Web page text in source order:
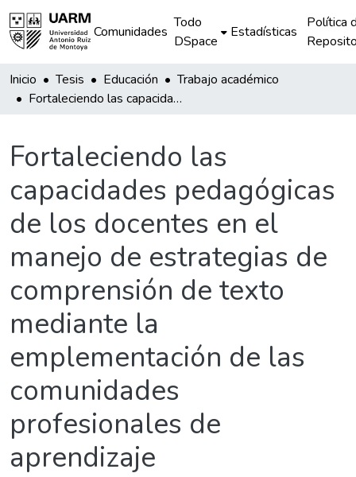
Comunidades
Todo
DSpace
Estadísticas
Política
Inicio Tesis Educación
Trabajo académico
Fortaleciendo las capacidades pedagógicas de los docentes en el manejo de estrategias de comprensión de texto mediante la emplementación de las comunidades profesionales de aprendizaje
Fortaleciendo las
capacidades pedagógicas
de los docentes en el
manejo de estrategias de
comprensión de texto
mediante la
emplementación de las
comunidades
profesionales de
aprendizaje